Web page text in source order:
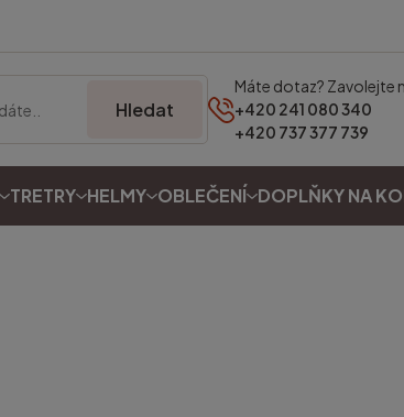
Hledat
Máte dotaz? Zavolejte
+420 241 080 340
+420 737 377 739
TRETRY HELMY OBLEČENÍ DOPLŇKY NA